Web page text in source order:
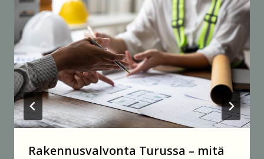
Rakennusvalvonta Turussa – mitä